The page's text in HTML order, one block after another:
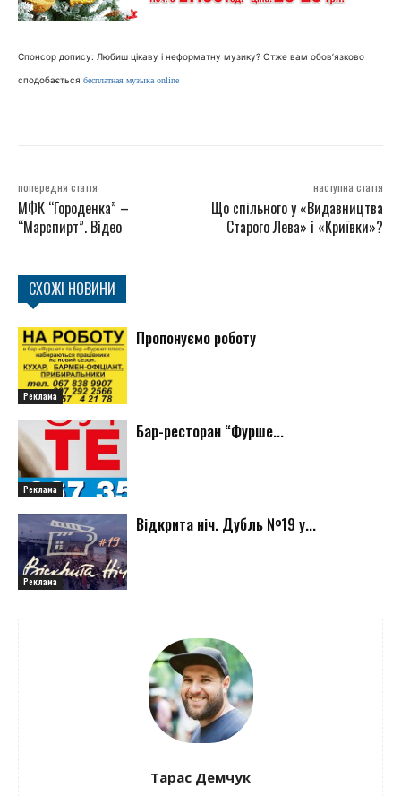
Спонсор допису: Любиш цікаву і неформатну музику? Отже вам обов’язково
сподобається бесплатная музыка online
попередня стаття
МФК “Городенка” –
“Марспирт”. Відео
наступна стаття
Що спільного у «Видавництва
Старого Лева» і «Криївки»?
СХОЖІ НОВИНИ
Реклама
Пропонуємо роботу
Реклама
Бар-ресторан “Фурше...
Реклама
Відкрита ніч. Дубль №19 у...
Тарас Демчук